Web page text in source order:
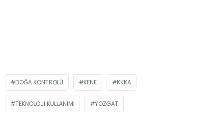
DOĞA KONTROLÜ KENE KKKA
TEKNOLOJI KULLANIMI YOZGAT